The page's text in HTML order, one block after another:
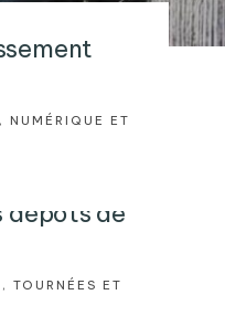
, NUMÉRIQUE ET
dépôts de
, TOURNÉES ET